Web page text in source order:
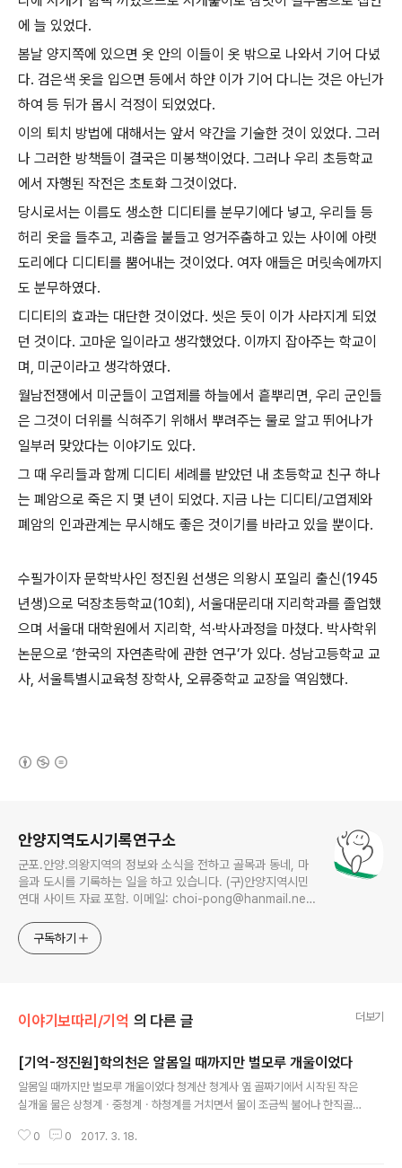
에 늘 있었다.
봄날 양지쪽에 있으면 옷 안의 이들이 옷 밖으로 나와서 기어 다녔
다. 검은색 옷을 입으면 등에서 하얀 이가 기어 다니는 것은 아닌가
하여 등 뒤가 몹시 걱정이 되었었다.
이의 퇴치 방법에 대해서는 앞서 약간을 기술한 것이 있었다. 그러
나 그러한 방책들이 결국은 미봉책이었다. 그러나 우리 초등학교
에서 자행된 작전은 초토화 그것이었다.
당시로서는 이름도 생소한 디디티를 분무기에다 넣고, 우리들 등
허리 옷을 들추고, 괴춤을 붙들고 엉거주춤하고 있는 사이에 아랫
도리에다 디디티를 뿜어내는 것이었다. 여자 애들은 머릿속에까지
도 분무하였다.
디디티의 효과는 대단한 것이었다. 씻은 듯이 이가 사라지게 되었
던 것이다. 고마운 일이라고 생각했었다. 이까지 잡아주는 학교이
며, 미군이라고 생각하였다.
월남전쟁에서 미군들이 고엽제를 하늘에서 흩뿌리면, 우리 군인들
은 그것이 더위를 식혀주기 위해서 뿌려주는 물로 알고 뛰어나가
일부러 맞았다는 이야기도 있다.
그 때 우리들과 함께 디디티 세례를 받았던 내 초등학교 친구 하나
는 폐암으로 죽은 지 몇 년이 되었다. 지금 나는 디디티/고엽제와
폐암의 인과관계는 무시해도 좋은 것이기를 바라고 있을 뿐이다.
수필가이자 문학박사인 정진원 선생은 의왕시 포일리 출신(1945
년생)으로 덕장초등학교(10회), 서울대문리대 지리학과를 졸업했
으며 서울대 대학원에서 지리학, 석·박사과정을 마쳤다. 박사학위
논문으로 ‘한국의 자연촌락에 관한 연구’가 있다. 성남고등학교 교
사, 서울특별시교육청 장학사, 오류중학교 교장을 역임했다.
안양지역도시기록연구소
군포.안양.의왕지역의 정보와 소식을 전하고 골목과 동네, 마
을과 도시를 기록하는 일을 하고 있습니다. (구)안양지역시민
연대 사이트 자료 포함. 이메일: choi-pong@hanmail.net
구독하기
이야기보따리/기억 의 다른 글 더보기
[기억-정진원]학의천은 알몸일 때까지만 벌모루 개울이었다
알몸일 때까지만 벌모루 개울이었다 청계산 청계사 옆 골짜기에서 시작된 작은
실개울 물은 상청계ㆍ중청계ㆍ하청계를 거치면서 물이 조금씩 불어나 한직골
서 그 물과 합쳐졌다. 광교산 바라산 골짜기에서 흘러내린 물과 능안 쪽 모락산
0 0 2017. 3. 18.